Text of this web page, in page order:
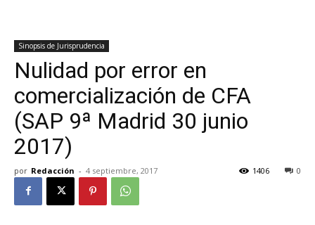
Sinopsis de Jurisprudencia
Nulidad por error en
comercialización de CFA
(SAP 9ª Madrid 30 junio
2017)
por Redacción - 4 septiembre, 2017 0
1406